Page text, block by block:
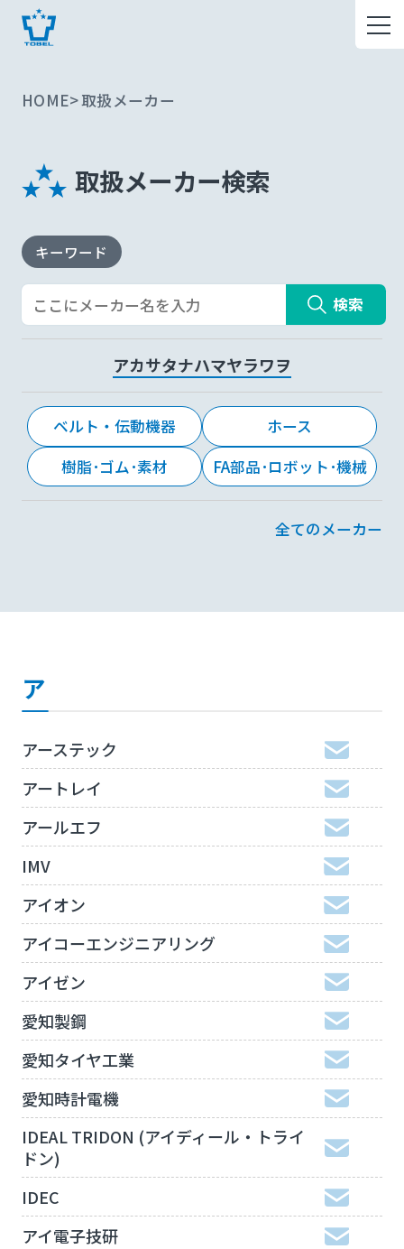
HOME 取扱メーカー
取扱メーカー検索
キーワード
検索
アカサタナハマヤラワヲ
ベルト・伝動機器
ホース
樹脂･ゴム･素材
FA部品･ロボット･機械
全てのメーカー
ア
アーステック
アートレイ
アールエフ
IMV
アイオン
アイコーエンジニアリング
アイゼン
愛知製鋼
愛知タイヤ工業
愛知時計電機
IDEAL TRIDON (アイディール・トライ
ドン)
IDEC
アイ電子技研